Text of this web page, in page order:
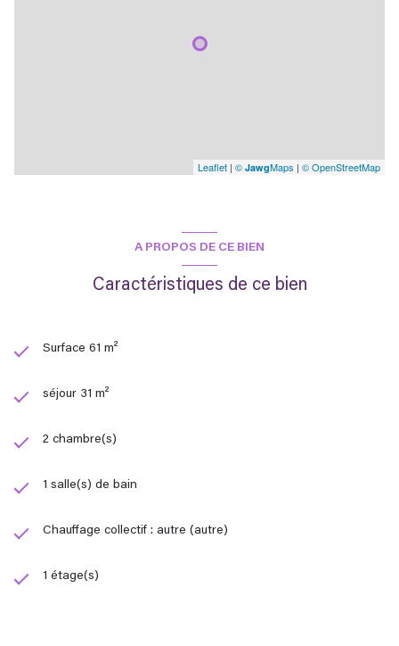
Leaflet | © JawgMaps | © OpenStreetMap
A PROPOS DE CE BIEN
Caractéristiques de ce bien
Surface 61 m²
séjour 31 m²
2 chambre(s)
1 salle(s) de bain
Chauffage collectif : autre (autre)
1 étage(s)